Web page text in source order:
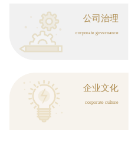
公司治理
corporate governance
企业文化
corporate culture